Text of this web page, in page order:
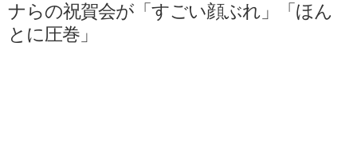
ナらの祝賀会が「すごい顔ぶれ」「ほん
とに圧巻」